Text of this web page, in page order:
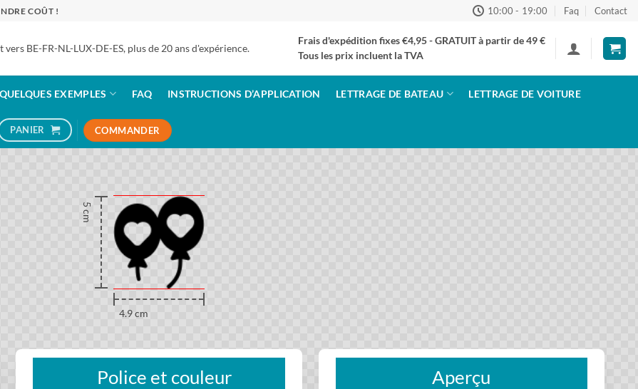
COÛT ! 10:00 - 19:00 Faq Contact
BE-FR-NL-LUX-DE-ES, plus de 20 ans d'expérience.
Frais d'expédition fixes €4,95 - GRATUIT à partir de 49 €
Tous les prix incluent la TVA
QUELQUES EXEMPLES FAQ INSTRUCTIONS D’APPLICATION LETTRAGE DE BATEAU LETTRAGE DE VOITURE
PANIER COMMANDER
4.9 cm
5 cm
Police et couleur Aperçu